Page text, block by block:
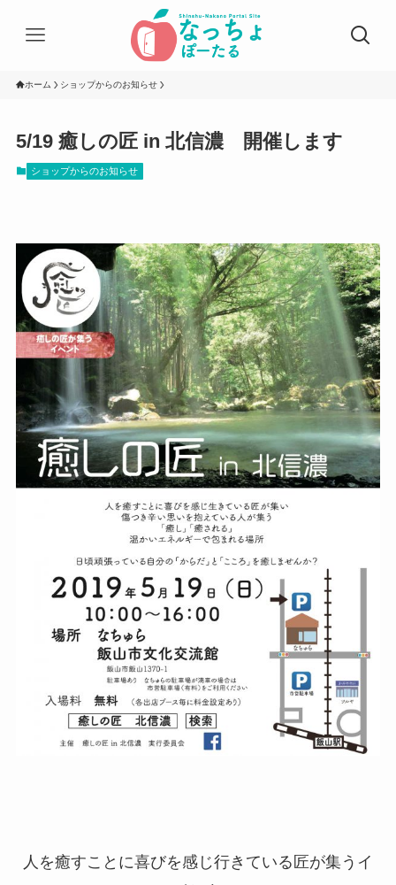
ホーム ショップからのお知らせ
5/19 癒しの匠 in 北信濃 開催します
ショップからのお知らせ
人を癒すことに喜びを感じ行きている匠が集うイ